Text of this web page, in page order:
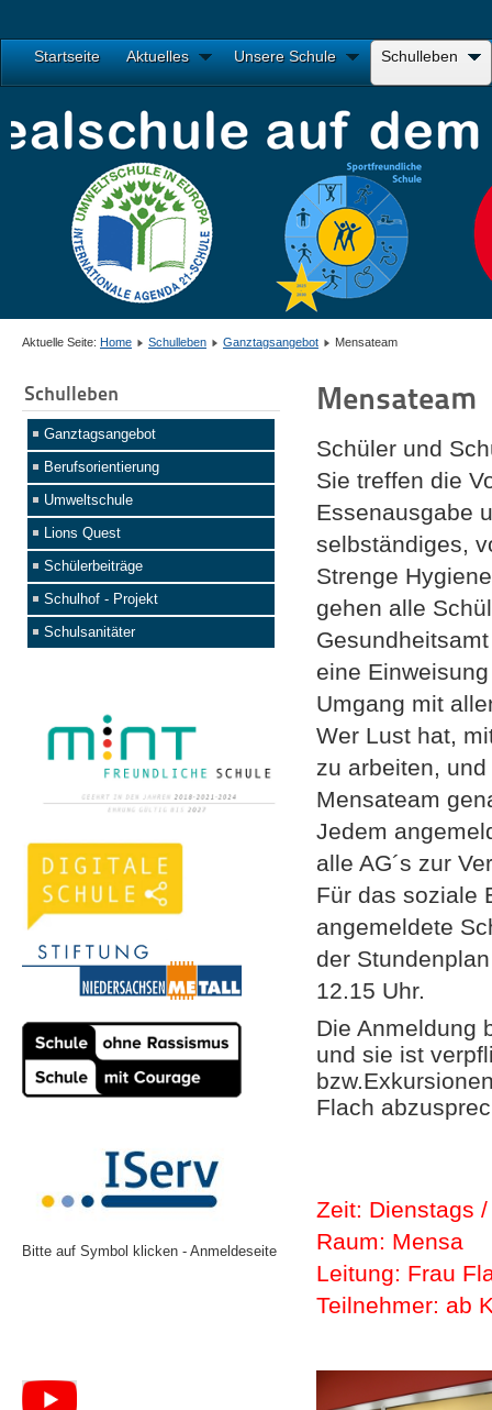
Startseite Aktuelles Unsere Schule Schulleben
Aktuelle Seite: Home Schulleben Ganztagsangebot Mensateam
Schulleben
Ganztagsangebot
Berufsorientierung
Umweltschule
Lions Quest
Schülerbeiträge
Schulhof - Projekt
Schulsanitäter
Bitte auf Symbol klicken - Anmeldeseite
Mensateam
Schüler und
Sie treffen die
Essenausgabe
selbständiges,
Strenge
gehen alle
eine
Umgang mit
Wer Lust hat,
zu arbeiten,
Mensateam
Jedem
alle AG´s zur
Für das soziale
angemeldete
der
12.15 Uhr.
Die Anmeldung
und sie ist
Flach
Zeit: Dienstags
Raum: Mensa
Leitung: Frau
Teilnehmer: ab